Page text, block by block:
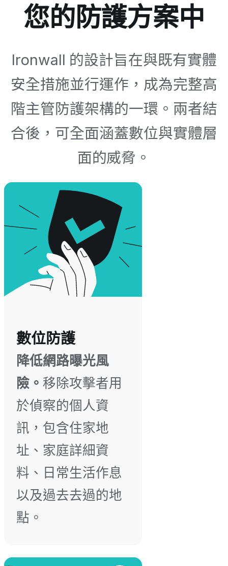
您的防護方案中
Ironwall 的設計旨在與既有實體
安全措施並行運作，成為完整高
階主管防護架構的一環。兩者結
合後，可全面涵蓋數位與實體層
面的威脅。
數位防護
降低網路曝光風
險。 移除攻擊者用
於偵察的個人資
訊，包含住家地
址、家庭詳細資
料、日常生活作息
以及過去去過的地
點。